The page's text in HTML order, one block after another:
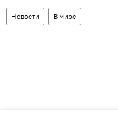
Новости В мире